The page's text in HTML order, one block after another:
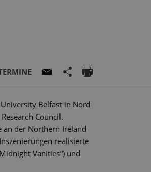
Belfast in Nord
Council.
an der Northern Ireland
realisierte
Vanities“) und